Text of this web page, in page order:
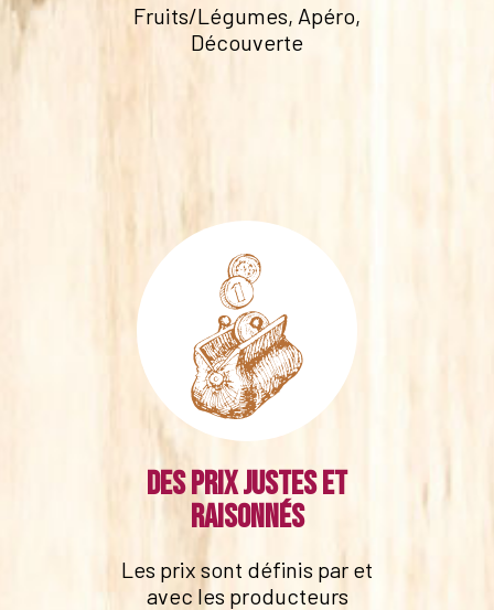
Fruits/Légumes, Apéro,
Découverte
Des prix justes et
raisonnés
Les prix sont définis par et
avec les producteurs